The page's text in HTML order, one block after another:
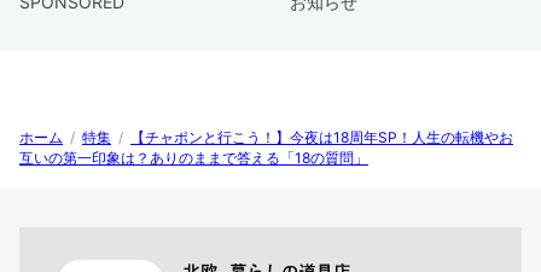
ホーム / 特集 /
【チャポンと行こう！】今夜は18周年SP！人生の転機やお
互いの第一印象は？ありのままで答える「18の質問」